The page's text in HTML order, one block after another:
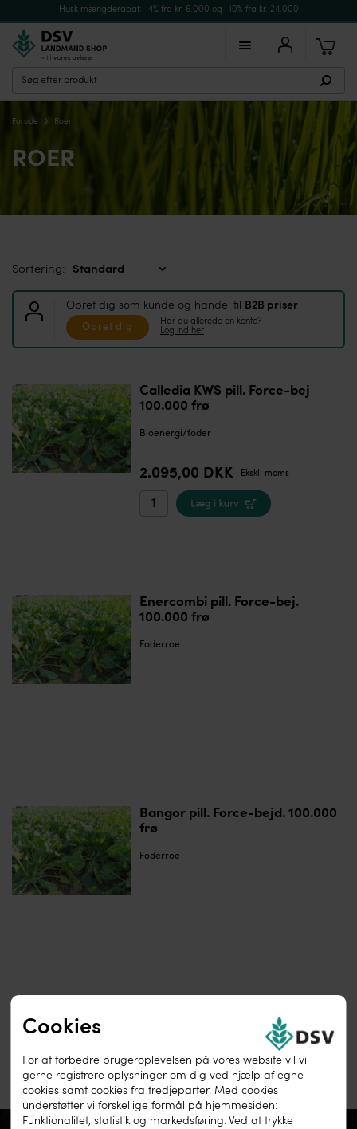
Cookies
For at forbedre brugeroplevelsen på vores website vil vi
gerne registrere oplysninger om dig ved hjælp af egne
cookies samt cookies fra tredjeparter. Med cookies
understøtter vi forskellige formål på hjemmesiden:
Funktionalitet, statistik og markedsføring. Ved at trykke
Husk mængderabat: -4% fra kr. 6.000 og -10% fra kr. 24.000
Forside › Roer
ROER
Sortering:
Opret dig som kunde og handel til B2B priser
Opret dig
Har du allerede en konto?
Log ind her
Calledia KWS pill. Force-bej
100.000 frø
Bioenergi/foder
2.095,00 DKK Ekskl. moms
Enercombi pill. Force-bej.
100.000 frø
Foderroe
Bangor pill. Force-bejd. 100.000
frø
Foderroe